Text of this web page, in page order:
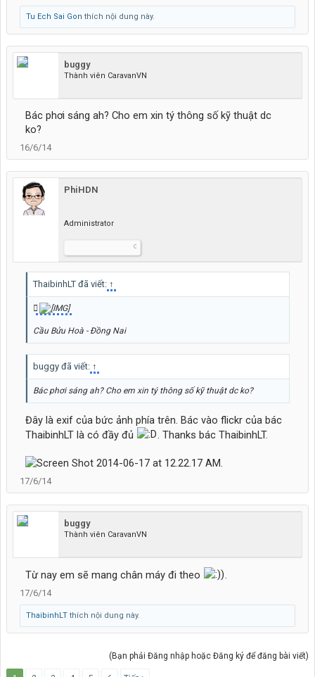
Tu Ech Sai Gon thích nội dung này.
buggy
Thành viên CaravanVN
Bác phơi sáng ah? Cho em xin tý thông số kỹ thuật dc
ko?
16/6/14
PhiHDN
Administrator
chiến sĩ diệt spam
ThaibinhLT đã viết: ↑
Cầu Bửu Hoà - Đồng Nai
buggy đã viết: ↑
Bác phơi sáng ah? Cho em xin tý thông số kỹ thuật dc ko?
Đây là exif của bức ảnh phía trên. Bác vào flickr của bác
ThaibinhLT là có đầy đủ
. Thanks bác ThaibinhLT.
17/6/14
buggy
Thành viên CaravanVN
Từ nay em sẽ mang chân máy đi theo .
17/6/14
ThaibinhLT thích nội dung này.
(Bạn phải Đăng nhập hoặc Đăng ký để đăng bài viết)